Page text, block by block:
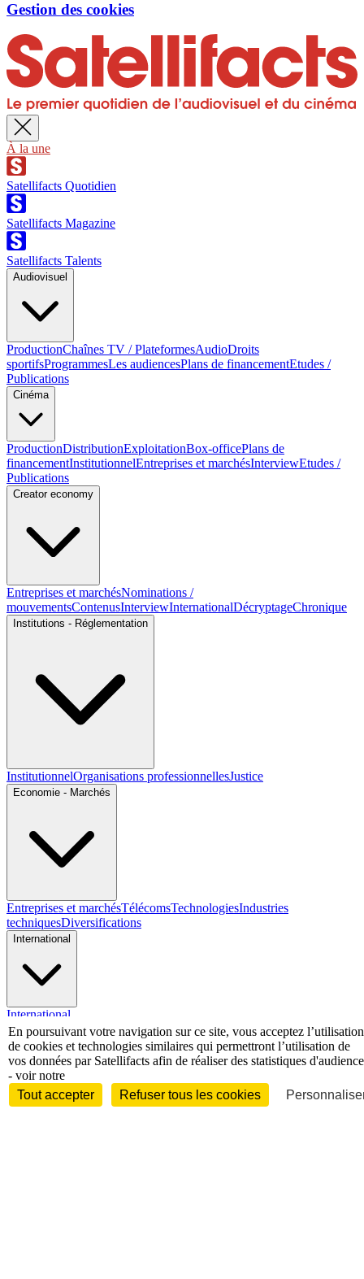
Gestion des cookies
À la une
Satellifacts Quotidien
Satellifacts Magazine
Satellifacts Talents
Audiovisuel
ProductionChaînes TV / PlateformesAudioDroits
sportifsProgrammesLes audiencesPlans de financementEtudes /
Publications
Cinéma
ProductionDistributionExploitationBox-officePlans de
financementInstitutionnelEntreprises et marchésInterviewEtudes /
Publications
Creator economy
Entreprises et marchésNominations /
mouvementsContenusInterviewInternationalDécryptageChronique
Institutions - Réglementation
InstitutionnelOrganisations professionnellesJustice
Economie - Marchés
Entreprises et marchésTélécomsTechnologiesIndustries
techniquesDiversifications
International
International
Personnalités
En poursuivant votre navigation sur ce site, vous acceptez l’utilisation
de cookies et technologies similaires qui permettront l’utilisation de
vos données par Satellifacts afin de réaliser des statistiques d'audience
- voir notre
Tout accepter
Refuser tous les cookies